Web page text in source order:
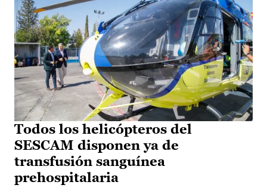
Todos los helicópteros del
SESCAM disponen ya de
transfusión sanguínea
prehospitalaria